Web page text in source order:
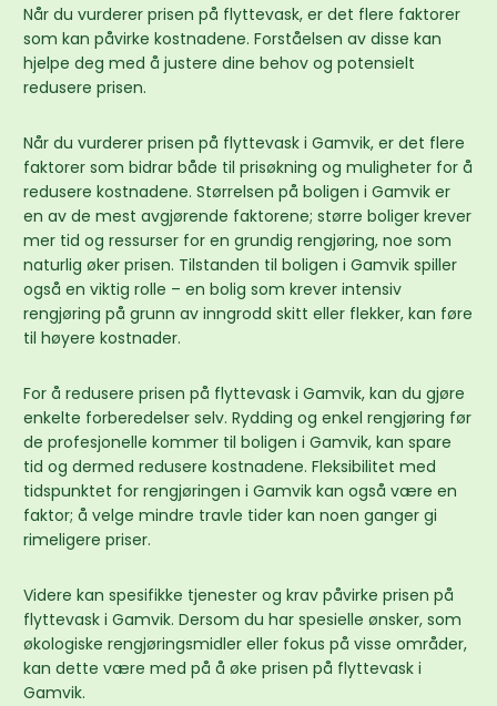
Når du vurderer prisen på flyttevask, er det flere faktorer
som kan påvirke kostnadene. Forståelsen av disse kan
hjelpe deg med å justere dine behov og potensielt
redusere prisen.
Når du vurderer prisen på flyttevask i Gamvik, er det flere
faktorer som bidrar både til prisøkning og muligheter for å
redusere kostnadene. Størrelsen på boligen i Gamvik er
en av de mest avgjørende faktorene; større boliger krever
mer tid og ressurser for en grundig rengjøring, noe som
naturlig øker prisen. Tilstanden til boligen i Gamvik spiller
også en viktig rolle – en bolig som krever intensiv
rengjøring på grunn av inngrodd skitt eller flekker, kan føre
til høyere kostnader.
For å redusere prisen på flyttevask i Gamvik, kan du gjøre
enkelte forberedelser selv. Rydding og enkel rengjøring før
de profesjonelle kommer til boligen i Gamvik, kan spare
tid og dermed redusere kostnadene. Fleksibilitet med
tidspunktet for rengjøringen i Gamvik kan også være en
faktor; å velge mindre travle tider kan noen ganger gi
rimeligere priser.
Videre kan spesifikke tjenester og krav påvirke prisen på
flyttevask i Gamvik. Dersom du har spesielle ønsker, som
økologiske rengjøringsmidler eller fokus på visse områder,
kan dette være med på å øke prisen på flyttevask i
Gamvik.